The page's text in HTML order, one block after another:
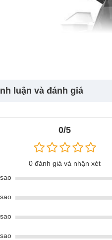
luận và đánh giá
0/5
0 đánh giá và nhận xét